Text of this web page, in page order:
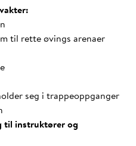
til rette øvings arenaer
seg i trappeoppganger
til instruktører og